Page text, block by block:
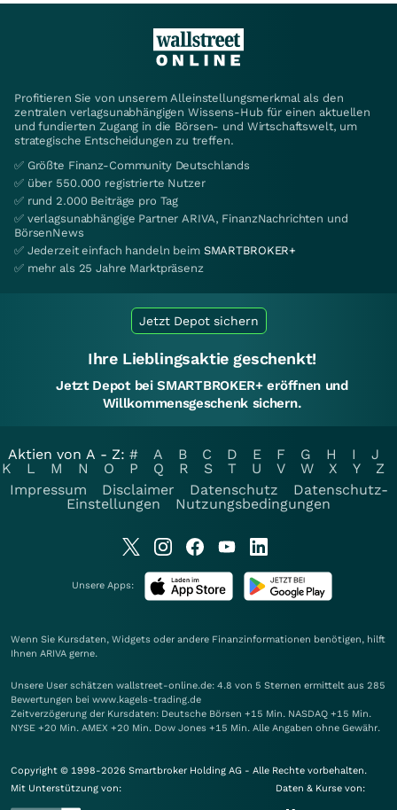
Profitieren Sie von unserem Alleinstellungsmerkmal als den
zentralen verlagsunabhängigen Wissens-Hub für einen aktuellen
und fundierten Zugang in die Börsen- und Wirtschaftswelt, um
strategische Entscheidungen zu treffen.
✅ Größte Finanz-Community Deutschlands
✅ über 550.000 registrierte Nutzer
✅ rund 2.000 Beiträge pro Tag
✅ verlagsunabhängige Partner ARIVA, FinanzNachrichten und
BörsenNews
✅ Jederzeit einfach handeln beim SMARTBROKER+
✅ mehr als 25 Jahre Marktpräsenz
Jetzt Depot sichern
Ihre Lieblingsaktie geschenkt!
Jetzt Depot bei SMARTBROKER+ eröffnen und
Willkommensgeschenk sichern.
Aktien von A - Z: # A B C D E F G H I
J
K
L M N O P Q R S T U V W X Y
Z
Impressum
Disclaimer Datenschutz
Datenschutz-
Einstellungen
Nutzungsbedingungen
Unsere Apps:
Wenn Sie Kursdaten, Widgets oder andere Finanzinformationen benötigen, hilft
Ihnen ARIVA gerne.
Unsere User schätzen wallstreet-online.de: 4.8 von 5 Sternen ermittelt aus 285
Bewertungen bei www.kagels-trading.de
Zeitverzögerung der Kursdaten: Deutsche Börsen +15 Min. NASDAQ +15 Min.
NYSE +20 Min. AMEX +20 Min. Dow Jones +15 Min. Alle Angaben ohne Gewähr.
Copyright © 1998-2026 Smartbroker Holding AG - Alle Rechte vorbehalten.
Mit Unterstützung von:
Daten & Kurse von: